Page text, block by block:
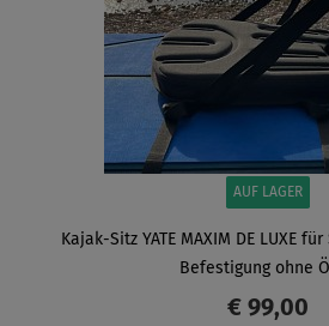
AUF LAGER
Kajak-Sitz YATE MAXIM DE LUXE
Befestigung ohne
€ 99,00